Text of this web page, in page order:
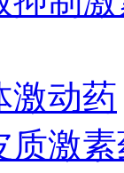
激动药
质激